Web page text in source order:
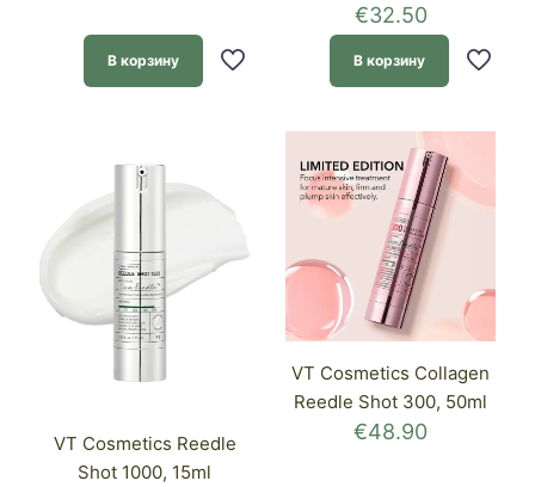
В корзину
€32.50
В корзину
VT Cosmetics Reedle
Shot 1000, 15ml
VT Cosmetics Collagen
Reedle Shot 300, 50ml
€48.90